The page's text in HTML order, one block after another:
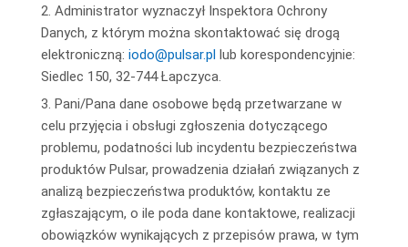
2. Administrator wyznaczył Inspektora Ochrony
Danych, z którym można skontaktować się drogą
elektroniczną: iodo@pulsar.pl lub korespondencyjnie:
Siedlec 150, 32-744 Łapczyca.
3. Pani/Pana dane osobowe będą przetwarzane w
celu przyjęcia i obsługi zgłoszenia dotyczącego
problemu, podatności lub incydentu bezpieczeństwa
produktów Pulsar, prowadzenia działań związanych z
analizą bezpieczeństwa produktów, kontaktu ze
zgłaszającym, o ile poda dane kontaktowe, realizacji
obowiązków wynikających z przepisów prawa, w tym